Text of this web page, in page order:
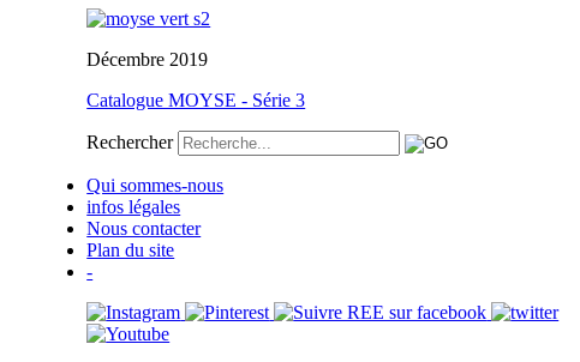
Décembre 2019
Catalogue MOYSE - Série 3
Rechercher
Qui sommes-nous
infos légales
Nous contacter
Plan du site
-